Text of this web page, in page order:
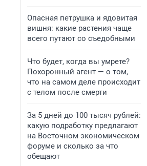
Опасная петрушка и ядовитая
вишня: какие растения чаще
всего путают со съедобными
Что будет, когда вы умрете?
Похоронный агент — о том,
что на самом деле происходит
с телом после смерти
За 5 дней до 100 тысяч рублей:
какую подработку предлагают
на Восточном экономическом
форуме и сколько за что
обещают